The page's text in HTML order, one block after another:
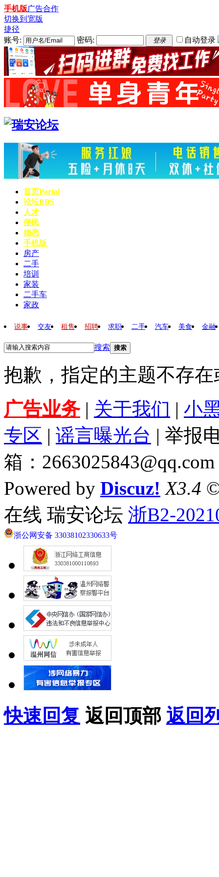
手机版广告合作
切换到宽版
捷径
账号:
密码: 登录 自动登录
首页Portal
论坛BBS
人才
便民
婚恋
手机版
房产
二手
培训
家装
二手车
家政
说事 交友 租售 招聘 求职 二手 汽车 美食 金融
搜索 搜索
抱歉，指定的主题不存
广告业务| 关于我们 | 小
专区 | 谣言曝光台 | 举报
箱：2663025843@qq.com
Powered by Discuz! X3.4
在线 瑞安论坛 浙B2-
浙公网安备 33038102330633号
快速回复 返回顶部 返回